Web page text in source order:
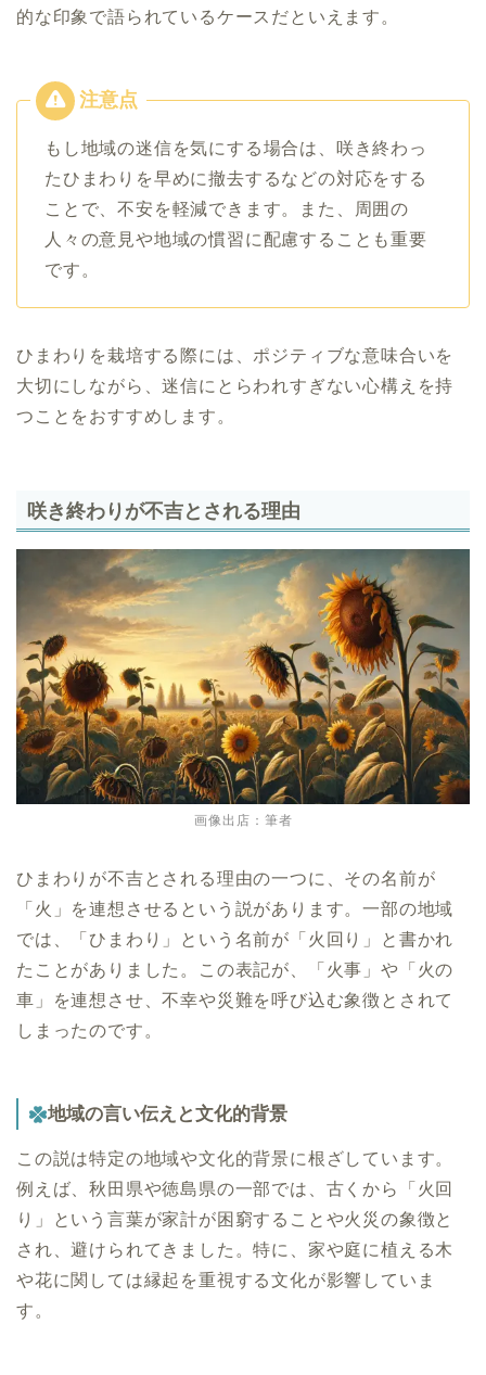
的な印象で語られているケースだといえます。
もし地域の迷信を気にする場合は、咲き終わっ
たひまわりを早めに撤去するなどの対応をする
ことで、不安を軽減できます。また、周囲の
人々の意見や地域の慣習に配慮することも重要
です。
ひまわりを栽培する際には、ポジティブな意味合いを
大切にしながら、迷信にとらわれすぎない心構えを持
つことをおすすめします。
咲き終わりが不吉とされる理由
画像出店：筆者
ひまわりが不吉とされる理由の一つに、その名前が
「火」を連想させるという説があります。一部の地域
では、「ひまわり」という名前が「火回り」と書かれ
たことがありました。この表記が、「火事」や「火の
車」を連想させ、不幸や災難を呼び込む象徴とされて
しまったのです。
地域の言い伝えと文化的背景
この説は特定の地域や文化的背景に根ざしています。
例えば、秋田県や徳島県の一部では、古くから「火回
り」という言葉が家計が困窮することや火災の象徴と
され、避けられてきました。特に、家や庭に植える木
や花に関しては縁起を重視する文化が影響していま
す。